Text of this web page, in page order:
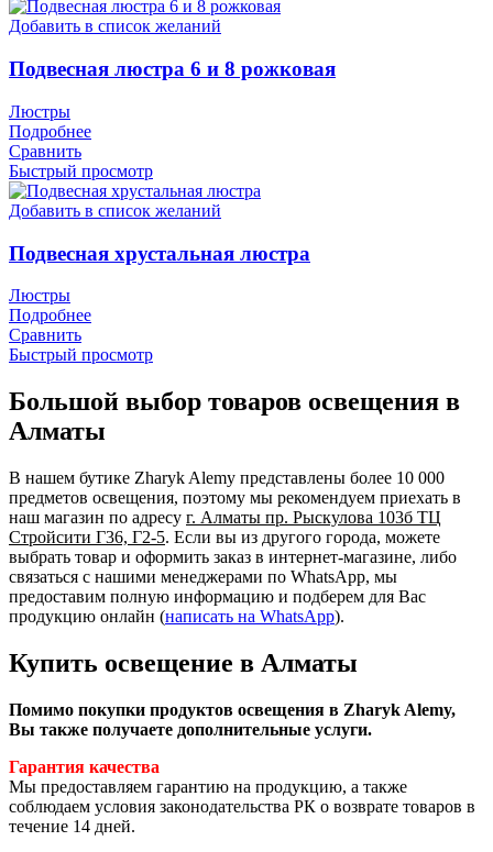
Добавить в список желаний
Подвесная люстра 6 и 8 рожковая
Люстры
Подробнее
Сравнить
Быстрый просмотр
Добавить в список желаний
Подвесная хрустальная люстра
Люстры
Подробнее
Сравнить
Быстрый просмотр
Большой выбор товаров освещения в
Алматы
В нашем бутике Zharyk Alemy представлены более 10 000
предметов освещения, поэтому мы рекомендуем приехать в
наш магазин по адресу г. Алматы пр. Рыскулова 103б ТЦ
Стройсити Г36, Г2-5. Если вы из другого города, можете
выбрать товар и оформить заказ в интернет-магазине, либо
связаться с нашими менеджерами по WhatsApp, мы
предоставим полную информацию и подберем для Вас
продукцию онлайн (написать на WhatsApp).
Купить освещение в Алматы
Помимо покупки продуктов освещения в Zharyk Alemy,
Вы также получаете дополнительные услуги.
Гарантия качества
Мы предоставляем гарантию на продукцию, а также
соблюдаем условия законодательства РК о возврате товаров в
течение 14 дней.